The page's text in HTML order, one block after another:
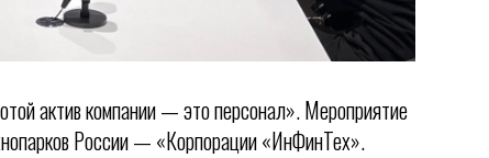
актив компании — это персонал». Мероприятие
России — «Корпорации «ИнФинТех».